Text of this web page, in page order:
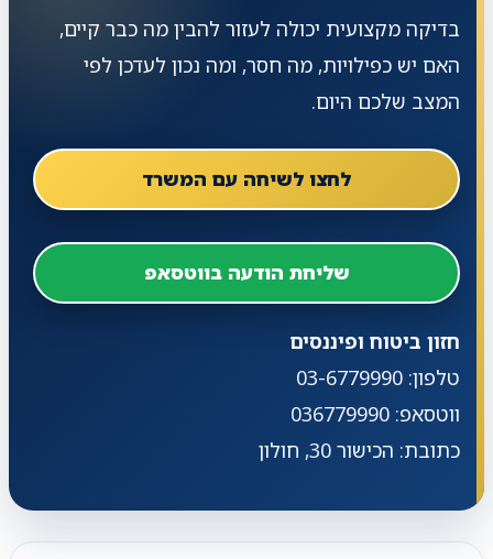
בדיקה מקצועית יכולה לעזור להבין מה כבר קיים,
האם יש כפילויות, מה חסר, ומה נכון לעדכן לפי
המצב שלכם היום.
לחצו לשיחה עם המשרד
שליחת הודעה בווטסאפ
חזון ביטוח ופיננסים
טלפון: 03-6779990
ווטסאפ: 036779990
כתובת: הכישור 30, חולון